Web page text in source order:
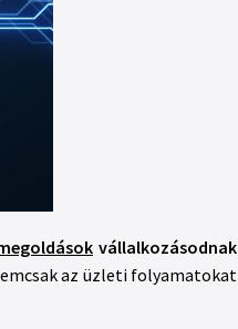
vállalkozásodnak
az üzleti folyamatokat